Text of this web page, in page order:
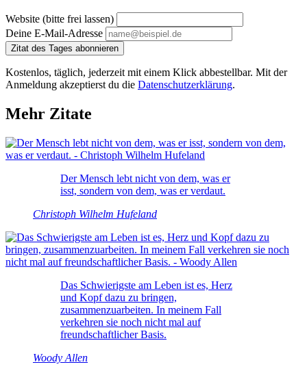
Website (bitte frei lassen)
Deine E-Mail-Adresse
Zitat des Tages abonnieren
Kostenlos, täglich, jederzeit mit einem Klick abbestellbar. Mit der
Anmeldung akzeptierst du die Datenschutzerklärung.
Mehr Zitate
Der Mensch lebt nicht von dem, was er
isst, sondern von dem, was er verdaut.
Christoph Wilhelm Hufeland
Das Schwierigste am Leben ist es, Herz
und Kopf dazu zu bringen,
zusammenzuarbeiten. In meinem Fall
verkehren sie noch nicht mal auf
freundschaftlicher Basis.
Woody Allen